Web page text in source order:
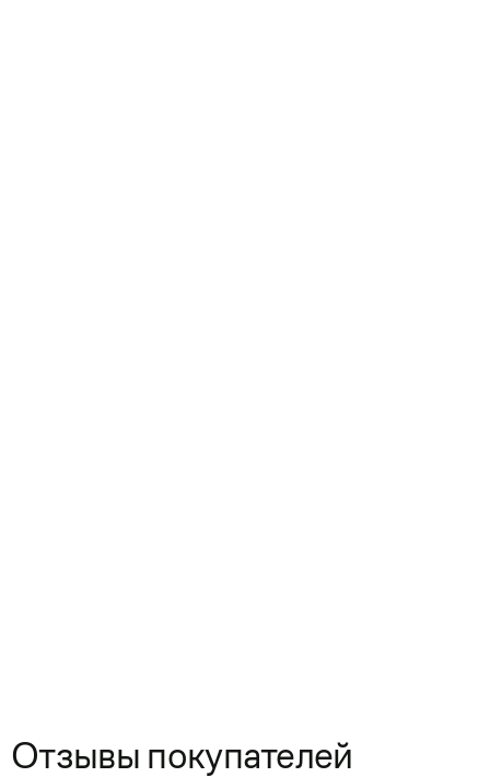
Отзывы покупателей